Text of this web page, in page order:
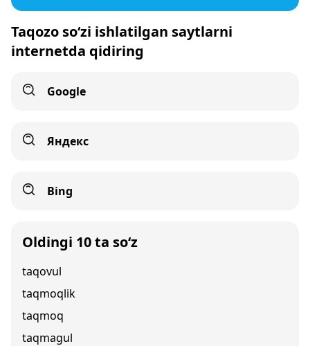
Taqozo so‘zi ishlatilgan saytlarni
internetda qidiring
Google
Яндекс
Bing
Oldingi 10 ta so‘z
taqovul
taqmoqlik
taqmoq
taqmagul